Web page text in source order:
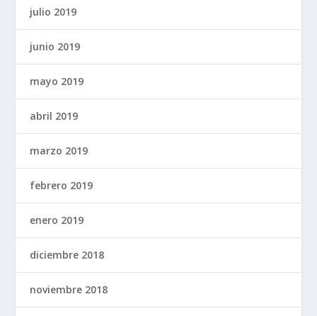
julio 2019
junio 2019
mayo 2019
abril 2019
marzo 2019
febrero 2019
enero 2019
diciembre 2018
noviembre 2018